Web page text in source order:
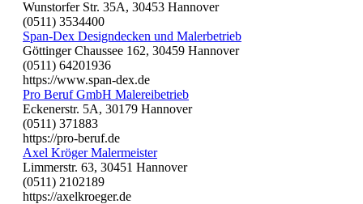
Wunstorfer Str. 35A, 30453 Hannover
(0511) 3534400
Span-Dex Designdecken und Malerbetrieb
Göttinger Chaussee 162, 30459 Hannover
(0511) 64201936
https://www.span-dex.de
Pro Beruf GmbH Malereibetrieb
Eckenerstr. 5A, 30179 Hannover
(0511) 371883
https://pro-beruf.de
Axel Kröger Malermeister
Limmerstr. 63, 30451 Hannover
(0511) 2102189
https://axelkroeger.de